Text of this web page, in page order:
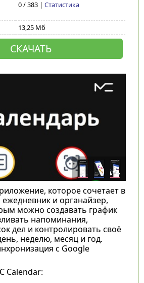
0 / 383 | Статистика
13,25 Мб
СКАЧАТЬ
которое сочетает в
ежедневник и органайзер,
можно создавать график
напоминания,
дел и контролировать своё
неделю, месяц и год.
с Google
Calendar: